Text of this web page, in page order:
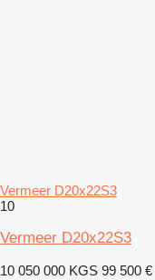
Vermeer D20x22S3
10
Vermeer D20x22S3
10 050 000 KGS 99 500 €